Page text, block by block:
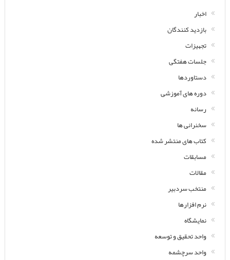
اخبار
بازدید کنندگان
تجهیزات
جلسات هفتگی
دستاوردها
دوره های آموزشی
رسانه
سخنرانی ها
کتاب های منتشر شده
مسابقات
مقالات
منتخب سردبیر
نرم افزارها
نمایشگاه
واحد تحقیق و توسعه
واحد سرچشمه